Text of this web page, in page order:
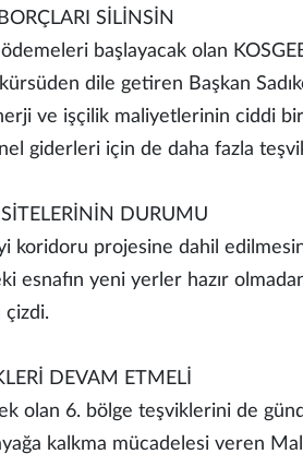
SİLİNSİN
ödemeleri başlayacak olan
dile getiren Başkan
ve işçilik maliyetlerinin ciddi
giderleri için de daha fazla
DURUMU
koridoru projesine dahil
esnafın yeni yerler hazır
çizdi.
DEVAM ETMELİ
olan 6. bölge teşviklerini de
kalkma mücadelesi veren